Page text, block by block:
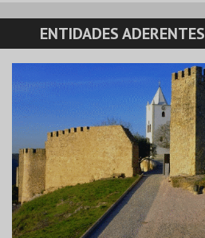
CARRINHO
EVENTOS
CARTÕES
PRODUTOS
ENTIDADES ADERENTES